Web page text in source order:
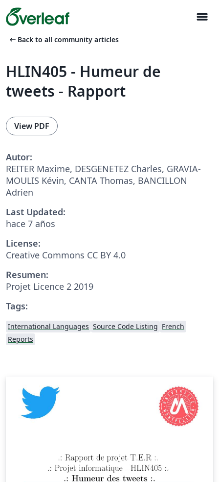
menu
arrow_left_alt Back to all community articles
HLIN405 - Humeur de
tweets - Rapport
View PDF
Autor:
REITER Maxime, DESGENETEZ Charles, GRAVIA-
MOULIS Kévin, CANTA Thomas, BANCILLON
Adrien
Last Updated:
hace 7 años
License:
Creative Commons CC BY 4.0
Resumen:
Projet Licence 2 2019
Tags:
International Languages Source Code Listing French
Reports